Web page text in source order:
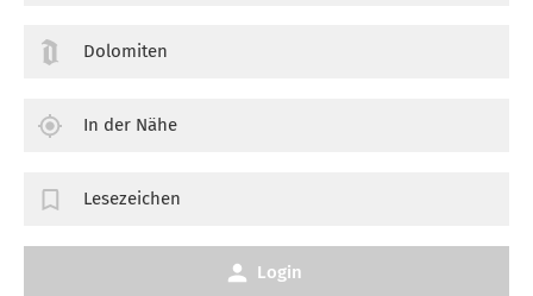
Dolomiten
In der Nähe
Lesezeichen
Login